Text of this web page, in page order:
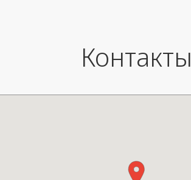
Контакты